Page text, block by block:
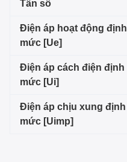
Tần số
Điện áp hoạt động định
mức [Ue]
Điện áp cách điện định
mức [Ui]
Điện áp chịu xung định
mức [Uimp]